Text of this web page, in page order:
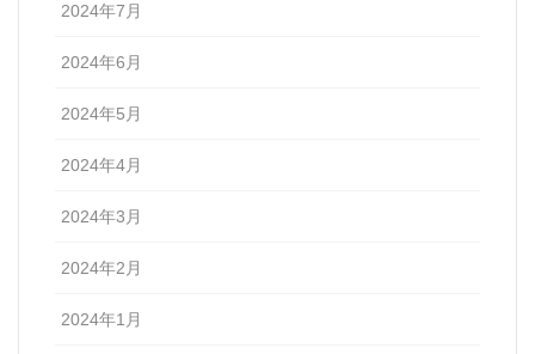
2024年7月
2024年6月
2024年5月
2024年4月
2024年3月
2024年2月
2024年1月